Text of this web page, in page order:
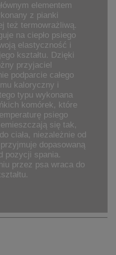
elementem
z pianki
też termowrażliwą.
na ciepło psiego
elastyczność i
kształtu. Dzięki
przyjaciel
podparcie całego
kaloryczny i
typu wykonana
komórek, które
psiego
się tak,
ciała, niezależnie od
dopasowaną
pozycji spania.
przez psa wraca do